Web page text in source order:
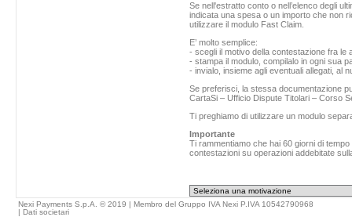
Se nell'estratto conto o nell’elenco degli
indicata una spesa o un importo che non
utilizzare il modulo Fast Claim.
E’ molto semplice:
- scegli il motivo della contestazione fra le
- stampa il modulo, compilalo in ogni sua
- invialo, insieme agli eventuali allegati, al
Se preferisci, la stessa documentazione
CartaSi – Ufficio Dispute Titolari – Corso
Ti preghiamo di utilizzare un modulo
Importante
Ti rammentiamo che hai 60 giorni di
contestazioni su operazioni addebitate
Nexi Payments S.p.A. © 2019 | Membro del Gruppo IVA Nexi P.IVA 10542790968
| Dati societari